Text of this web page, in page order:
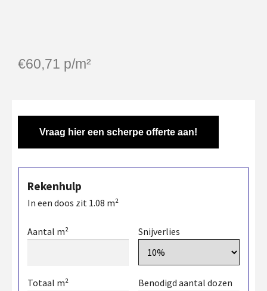
€60,71 p/m²
Vraag hier een scherpe offerte aan!
Rekenhulp
In een doos zit 1.08 m²
Aantal m² Snijverlies
Totaal m² Benodigd aantal dozen